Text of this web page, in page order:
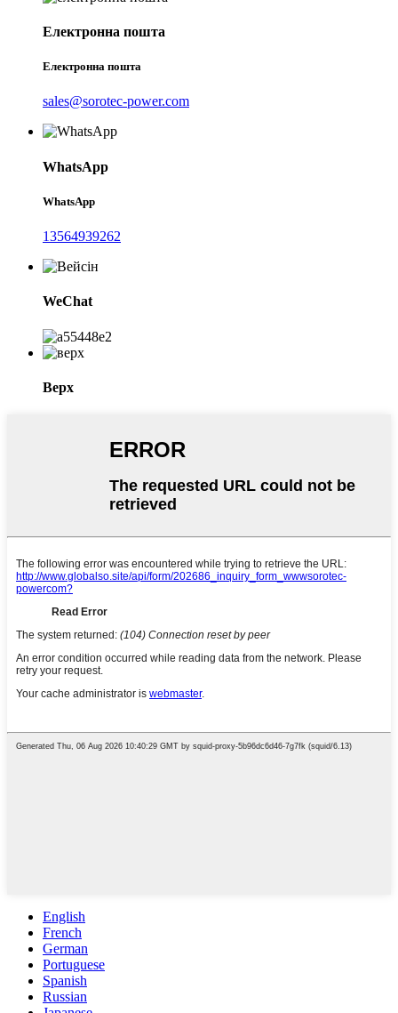
Електронна пошта
Електронна пошта
sales@sorotec-power.com
WhatsApp
WhatsApp
13564939262
WeChat
Верх
English
French
German
Portuguese
Spanish
Russian